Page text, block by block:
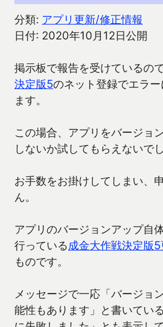
分類: アプリ更新/修正情報
日付: 2020年10月12日公開
掲示板で報告を受けているので
決定版5のネット登録でエラ
ます。
この場合、アプリをバージョ
しないか試してもらえないで
お手数をお掛けしてしまい、
ん。
アプリのバージョンアップ自
行っている成金大作戦決定版
ものです。
メッセージで一応「バージョ
能性もあります」と書いてい